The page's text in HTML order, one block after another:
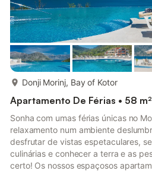
Donji Morinj, Bay of Kotor
Apartamento De Férias • 58
Sonha com umas férias únicas no
relaxamento num ambiente
desfrutar de vistas espetaculares,
culinárias e conhecer a terra e as
certo! Os nossos espaçosos